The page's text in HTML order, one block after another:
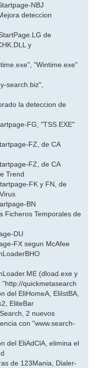
NBJ
deteccion
de
y
"Wintime.exe"
search.biz",
la deteccion de
FG, "TSS.EXE"
FZ, de CA
FZ, de CA
Trend
FK y FN, de
BN
Ficheros Temporales de
DU
FX segun McAfee
(dload.exe y
quickmetasearch
del EliHomeA, EliIstBA,
EliteBar
2 nuevos
con "www.search-
del EliAdClA, elimina el
de 123Mania, Dialer-